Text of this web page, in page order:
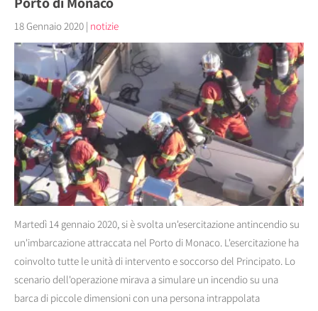
18 Gennaio 2020 | notizie
Martedì 14 gennaio 2020, si è svolta un'esercitazione antincendio su
un'imbarcazione attraccata nel Porto di Monaco. L'esercitazione ha
coinvolto tutte le unità di intervento e soccorso del Principato. Lo
scenario dell'operazione mirava a simulare un incendio su una
barca di piccole dimensioni con una persona intrappolata